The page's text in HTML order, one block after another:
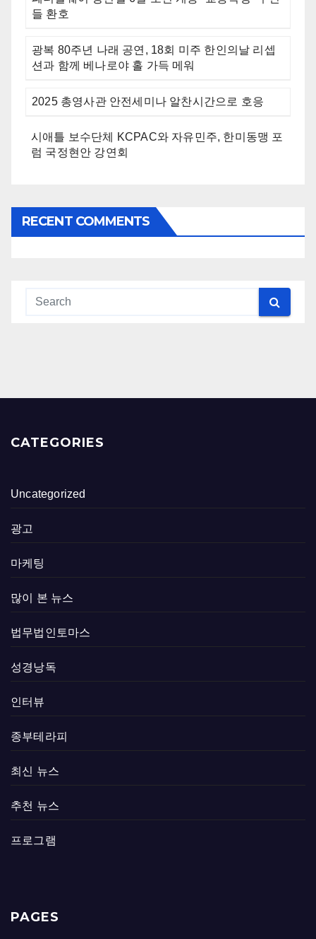
들 환호
광복 80주년 나래 공연, 18회 미주 한인의날 리셉
션과 함께 베나로야 홀 가득 메워
2025 총영사관 안전세미나 알찬시간으로 호응
시애틀 보수단체 KCPAC와 자유민주, 한미동맹 포
럼 국정현안 강연회
RECENT COMMENTS
CATEGORIES
Uncategorized
광고
마케팅
많이 본 뉴스
법무법인토마스
성경낭독
인터뷰
종부테라피
최신 뉴스
추천 뉴스
프로그램
PAGES